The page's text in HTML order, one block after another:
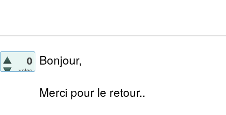
0
votes
Bonjour,
Merci pour le retour..